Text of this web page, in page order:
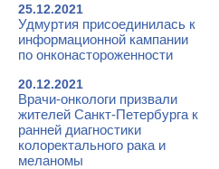
25.12.2021
Удмуртия присоединилась к
информационной кампании
по онконастороженности
20.12.2021
Врачи-онкологи призвали
жителей Санкт-Петербурга к
ранней диагностики
колоректального рака и
меланомы